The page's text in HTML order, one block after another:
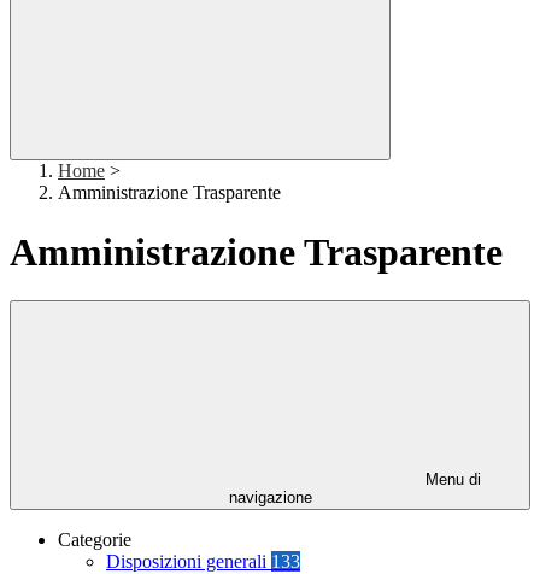
Home >
Amministrazione Trasparente
Amministrazione Trasparente
Menu di
navigazione
Categorie
Disposizioni generali 133